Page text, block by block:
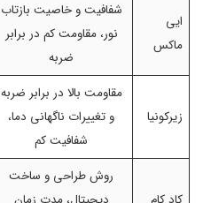
ایی
ماکس
شفافیت و خاصیت بازتاب
نور، مقاومت کم در برابر
ضربه
زیرکونیا
مقاومت بالا در برابر ضربه
و تغییرات ناگهانی دما،
شفافیت کم
روش طراحی و ساخت